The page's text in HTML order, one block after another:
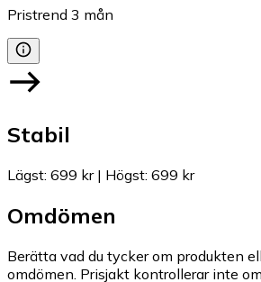
Pristrend 3 mån
Stabil
Lägst: 699 kr| Högst: 699 kr
Omdömen
Berätta vad du tycker om produkten
omdömen. Prisjakt kontrollerar inte